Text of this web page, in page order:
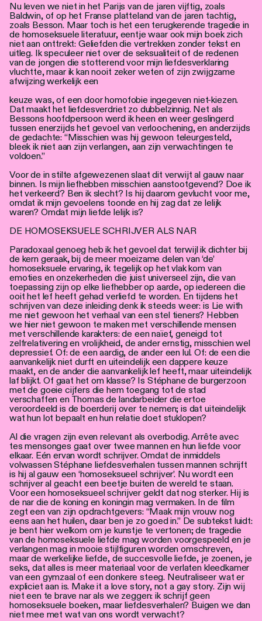
Nu leven we niet in het Parijs van de jaren vijftig, zoals
Baldwin, of op het Franse platteland van de jaren tachtig,
zoals Besson. Maar toch is het een terugkerende tragedie in
de homoseksuele literatuur, eentje waar ook mijn boek zich
niet aan onttrekt: Geliefden die vertrekken zonder tekst en
uitleg. Ik speculeer niet over de seksualiteit of de redenen
van de jongen die stotterend voor mijn liefdesverklaring
vluchtte, maar ik kan nooit zeker weten of zijn zwijgzame
afwijzing werkelijk een
keuze was, of een door homofobie ingegeven niet-kiezen.
Dat maakt het liefdesverdriet zo dubbelzinnig. Net als
Bessons hoofdpersoon werd ik heen en weer geslingerd
tussen enerzijds het gevoel van verloochening, en anderzijds
de gedachte: “Misschien was hij gewoon teleurgesteld,
bleek ik niet aan zijn verlangen, aan zijn verwachtingen te
voldoen.”
Voor de in stilte afgewezenen slaat dit verwijt al gauw naar
binnen. Is mijn liefhebben misschien aanstootgevend? Doe ik
het verkeerd? Ben ik slecht? Is hij daarom gevlucht voor me,
omdat ik mijn gevoelens toonde en hij zag dat ze lelijk
waren? Omdat mijn liefde lelijk is?
DE HOMOSEKSUELE SCHRIJVER ALS NAR
Paradoxaal genoeg heb ik het gevoel dat terwijl ik dichter bij
de kern geraak, bij de meer moeizame delen van ‘de’
homoseksuele ervaring, ik tegelijk op het vlak kom van
emoties en onzekerheden die juist universeel zijn, die van
toepassing zijn op elke liefhebber op aarde, op iedereen die
ooit het lef heeft gehad verliefd te worden. En tijdens het
schrijven van deze inleiding denk ik steeds weer: is Lie with
me niet gewoon het verhaal van een stel tieners? Hebben
we hier niet gewoon te maken met verschillende mensen
met verschillende karakters: de een naïef, geneigd tot
zelfrelativering en vrolijkheid, de ander ernstig, misschien wel
depressief. Of: de een aardig, de ander een lul. Of: de een die
aanvankelijk niet durft en uiteindelijk een dappere keuze
maakt, en de ander die aanvankelijk lef heeft, maar uiteindelijk
laf blijkt. Of gaat het om klasse? Is Stéphane de burgerzoon
met de goeie cijfers die hem toegang tot de stad
verschaffen en Thomas de landarbeider die ertoe
veroordeeld is de boerderij over te nemen; is dat uiteindelijk
wat hun lot bepaalt en hun relatie doet stuklopen?
Al die vragen zijn even relevant als overbodig. Arrête avec
tes mensonges gaat over twee mannen en hun liefde voor
elkaar. Eén ervan wordt schrijver. Omdat de inmiddels
volwassen Stéphane liefdesverhalen tussen mannen schrijft
is hij al gauw een ‘homoseksueel schrijver’. Nu wordt een
schrijver al geacht een beetje buiten de wereld te staan.
Voor een homoseksueel schrijver geldt dat nog sterker. Hij is
de nar die de koning en koningin mag vermaken. In de film
zegt een van zijn opdrachtgevers: “Maak mijn vrouw nog
eens aan het huilen, daar ben je zo goed in.” De subtekst luidt:
je bent hier welkom om je kunstje te vertonen; de tragedie
van de homoseksuele liefde mag worden voorgespeeld en je
verlangen mag in mooie stijlfiguren worden omschreven,
maar de werkelijke liefde, de succesvolle liefde, je zoenen, je
seks, dat alles is meer materiaal voor de verlaten kleedkamer
van een gymzaal of een donkere steeg. Neutraliseer wat er
expliciet aan is. Make it a love story, not a gay story. Zijn wij
niet een te brave nar als we zeggen: ik schrijf geen
homoseksuele boeken, maar liefdesverhalen? Buigen we dan
niet mee met wat van ons wordt verwacht?